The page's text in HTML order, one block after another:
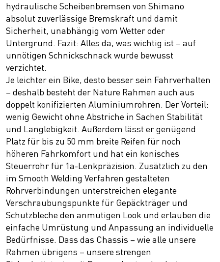
hydraulische Scheibenbremsen von Shimano
absolut zuverlässige Bremskraft und damit
Sicherheit, unabhängig vom Wetter oder
Untergrund. Fazit: Alles da, was wichtig ist – auf
unnötigen Schnickschnack wurde bewusst
verzichtet.
Je leichter ein Bike, desto besser sein Fahrverhalten
– deshalb besteht der Nature Rahmen auch aus
doppelt konifizierten Aluminiumrohren. Der Vorteil:
wenig Gewicht ohne Abstriche in Sachen Stabilität
und Langlebigkeit. Außerdem lässt er genügend
Platz für bis zu 50 mm breite Reifen für noch
höheren Fahrkomfort und hat ein konisches
Steuerrohr für 1a-Lenkpräzision. Zusätzlich zu den
im Smooth Welding Verfahren gestalteten
Rohrverbindungen unterstreichen elegante
Verschraubungspunkte für Gepäckträger und
Schutzbleche den anmutigen Look und erlauben die
einfache Umrüstung und Anpassung an individuelle
Bedürfnisse. Dass das Chassis – wie alle unsere
Rahmen übrigens – unsere strengen